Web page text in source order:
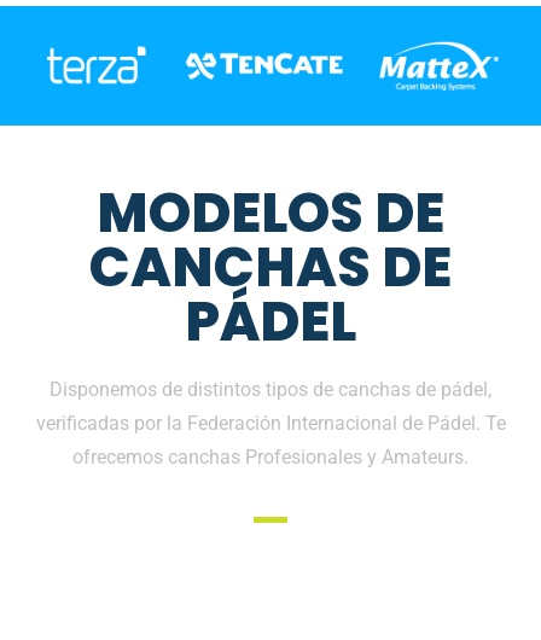
MODELOS DE
CANCHAS DE
PÁDEL
Disponemos de distintos tipos de canchas de pádel,
verificadas por la Federación Internacional de Pádel. Te
ofrecemos canchas Profesionales y Amateurs.